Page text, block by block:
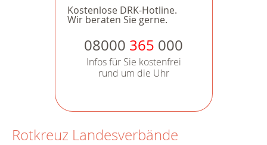
Kostenlose DRK-Hotline.
Wir beraten Sie gerne.
08000 365 000
Infos für Sie kostenfrei
rund um die Uhr
Rotkreuz Landesverbände